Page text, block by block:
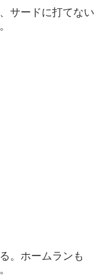
サードに打てない
。ホームランも